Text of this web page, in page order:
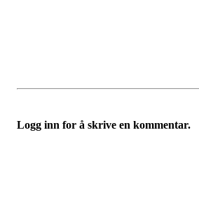
Logg inn for å skrive en kommentar.